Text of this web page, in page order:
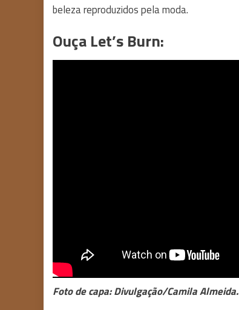
beleza reproduzidos pela moda.
Ouça Let’s Burn:
Foto de capa: Divulgação/Camila Almeida.